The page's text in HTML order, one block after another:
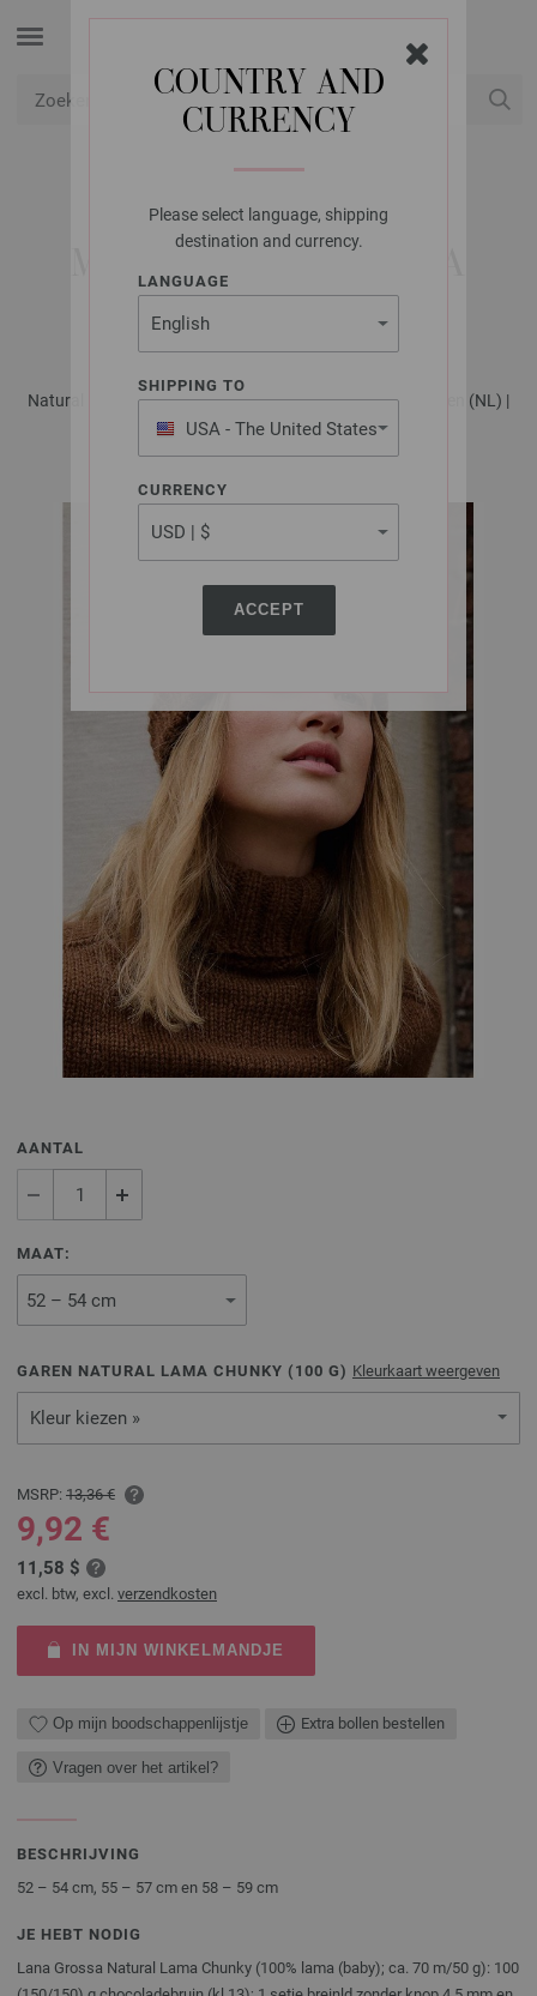
COUNTRY AND
CURRENCY
Please select language, shipping
destination and currency.
LANGUAGE
SHIPPING TO
USA - The United States
of America
CURRENCY
ACCEPT
LANA GROSSA
MUTS NATURAL LAMA
CHUNKY
Natural Lama Booklet - Tijdschrift (DE) + Breibeschrijvingen (NL) |
Model 8
AANTAL
MAAT:
GAREN NATURAL LAMA CHUNKY ( 100 G) Kleurkaart weergeven
Kleur kiezen »
MSRP: 13,36 €
9,92 €
11,58 $
excl. btw, excl. verzendkosten
IN MIJN WINKELMANDJE
Op mijn boodschappenlijstje Extra bollen bestellen
Vragen over het artikel?
BESCHRIJVING
52 – 54 cm, 55 – 57 cm en 58 – 59 cm
JE HEBT NODIG
Lana Grossa Natural Lama Chunky (100% lama (baby); ca. 70 m/50 g): 100